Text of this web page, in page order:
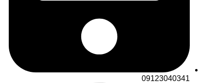
09123040341